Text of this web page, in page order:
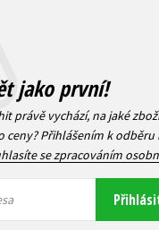
jako první!
právě vychází, na jaké
ceny? Přihlášením k odběru
se zpracováním